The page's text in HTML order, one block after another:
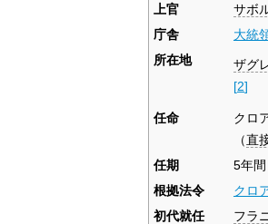
上官
サボ
庁舎
大統
所在地
ザグ
[2]
任命
クロ
（直
任期
5年間
根拠法令
クロ
初代就任
フラ